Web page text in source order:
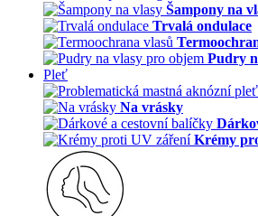
Šampony na
Trvalá ondulace
Pudry
Pleť
Na vrásky
Krémy